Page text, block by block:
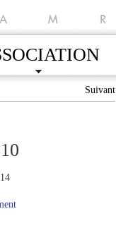
A M R
Suivant